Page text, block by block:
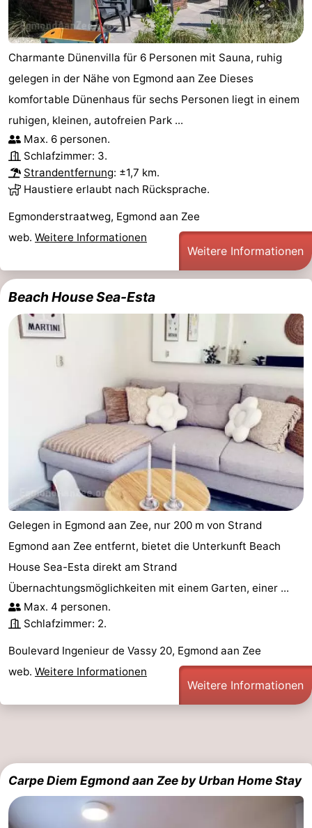
Charmante Dünenvilla für 6 Personen mit Sauna, ruhig
gelegen in der Nähe von Egmond aan Zee Dieses
komfortable Dünenhaus für sechs Personen liegt in einem
ruhigen, kleinen, autofreien Park ...
Max. 6 personen.
Schlafzimmer: 3.
Strandentfernung: ±1,7 km.
Haustiere erlaubt nach Rücksprache.
Egmonderstraatweg, Egmond aan Zee
web. Weitere Informationen
Weitere Informationen
Beach House Sea-Esta
Gelegen in Egmond aan Zee, nur 200 m von Strand
Egmond aan Zee entfernt, bietet die Unterkunft Beach
House Sea-Esta direkt am Strand
Übernachtungsmöglichkeiten mit einem Garten, einer ...
Max. 4 personen.
Schlafzimmer: 2.
Boulevard Ingenieur de Vassy 20, Egmond aan Zee
web. Weitere Informationen
Weitere Informationen
Carpe Diem Egmond aan Zee by Urban Home Stay